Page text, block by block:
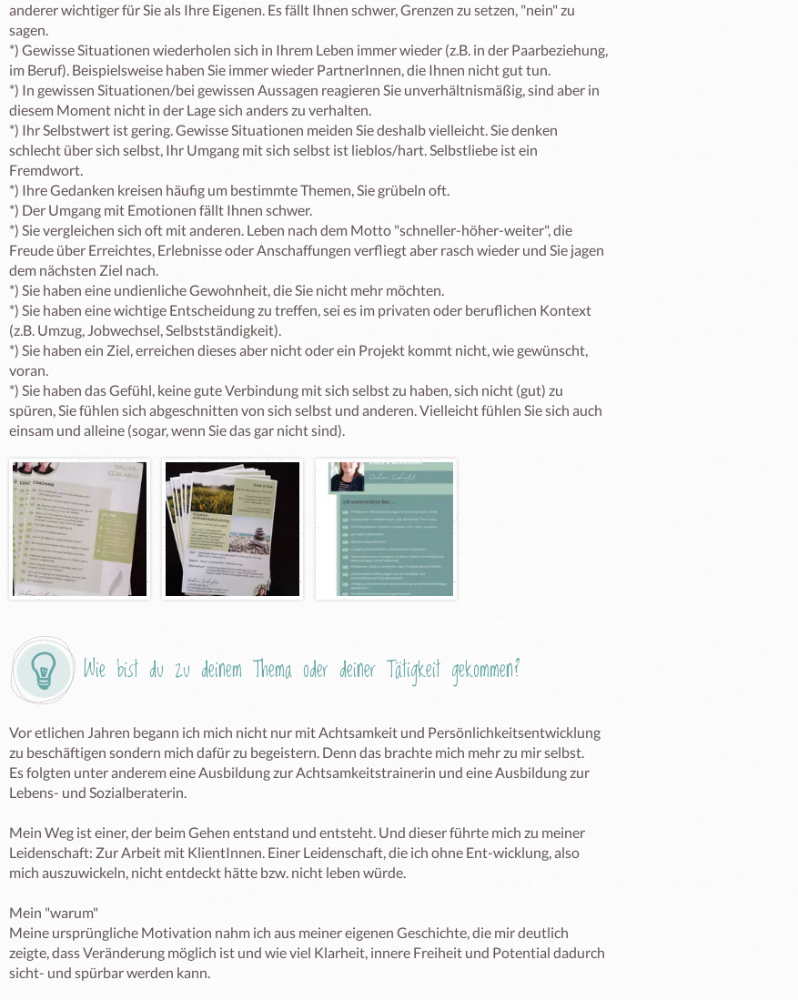
anderer wichtiger für Sie als Ihre Eigenen. Es fällt Ihnen schwer, Grenzen zu setzen, "nein" zu
sagen.
*) Gewisse Situationen wiederholen sich in Ihrem Leben immer wieder (z.B. in der Paarbeziehung,
im Beruf). Beispielsweise haben Sie immer wieder PartnerInnen, die Ihnen nicht gut tun.
*) In gewissen Situationen/bei gewissen Aussagen reagieren Sie unverhältnismäßig, sind aber in
diesem Moment nicht in der Lage sich anders zu verhalten.
*) Ihr Selbstwert ist gering. Gewisse Situationen meiden Sie deshalb vielleicht. Sie denken
schlecht über sich selbst, Ihr Umgang mit sich selbst ist lieblos/hart. Selbstliebe ist ein
Fremdwort.
*) Ihre Gedanken kreisen häufig um bestimmte Themen, Sie grübeln oft.
*) Der Umgang mit Emotionen fällt Ihnen schwer.
*) Sie vergleichen sich oft mit anderen. Leben nach dem Motto "schneller-höher-weiter", die
Freude über Erreichtes, Erlebnisse oder Anschaffungen verfliegt aber rasch wieder und Sie jagen
dem nächsten Ziel nach.
*) Sie haben eine undienliche Gewohnheit, die Sie nicht mehr möchten.
*) Sie haben eine wichtige Entscheidung zu treffen, sei es im privaten oder beruflichen Kontext
(z.B. Umzug, Jobwechsel, Selbstständigkeit).
*) Sie haben ein Ziel, erreichen dieses aber nicht oder ein Projekt kommt nicht, wie gewünscht,
voran.
*) Sie haben das Gefühl, keine gute Verbindung mit sich selbst zu haben, sich nicht (gut) zu
spüren, Sie fühlen sich abgeschnitten von sich selbst und anderen. Vielleicht fühlen Sie sich auch
einsam und alleine (sogar, wenn Sie das gar nicht sind).
Wie bist du zu deinem Thema oder deiner Tätigkeit gekommen?
Vor etlichen Jahren begann ich mich nicht nur mit Achtsamkeit und Persönlichkeitsentwicklung
zu beschäftigen sondern mich dafür zu begeistern. Denn das brachte mich mehr zu mir selbst.
Es folgten unter anderem eine Ausbildung zur Achtsamkeitstrainerin und eine Ausbildung zur
Lebens- und Sozialberaterin.
Mein Weg ist einer, der beim Gehen entstand und entsteht. Und dieser führte mich zu meiner
Leidenschaft: Zur Arbeit mit KlientInnen. Einer Leidenschaft, die ich ohne Ent-wicklung, also
mich auszuwickeln, nicht entdeckt hätte bzw. nicht leben würde.
Mein "warum"
Meine ursprüngliche Motivation nahm ich aus meiner eigenen Geschichte, die mir deutlich
zeigte, dass Veränderung möglich ist und wie viel Klarheit, innere Freiheit und Potential dadurch
sicht- und spürbar werden kann.